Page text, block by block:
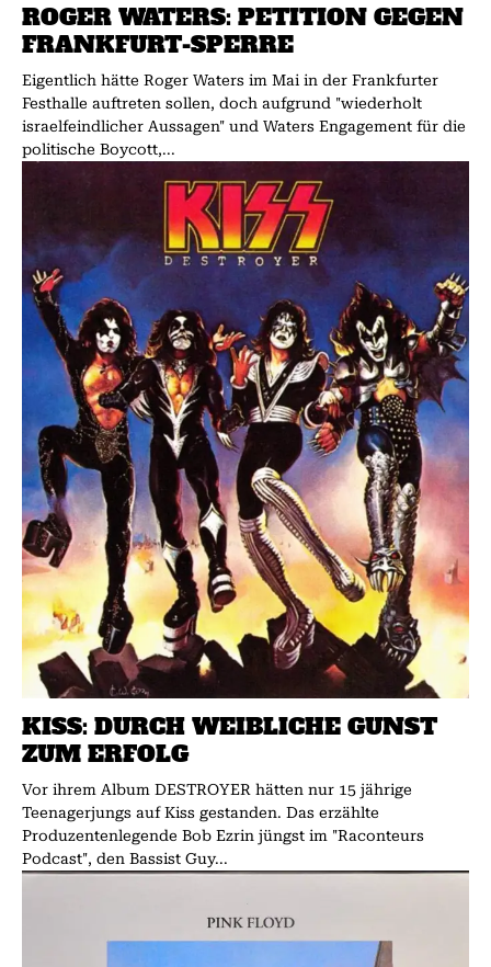
ROGER WATERS: PETITION GEGEN
FRANKFURT-SPERRE
Eigentlich hätte Roger Waters im Mai in der Frankfurter
Festhalle auftreten sollen, doch aufgrund "wiederholt
israelfeindlicher Aussagen" und Waters Engagement für die
politische Boycott,...
KISS: DURCH WEIBLICHE GUNST
ZUM ERFOLG
Vor ihrem Album DESTROYER hätten nur 15 jährige
Teenagerjungs auf Kiss gestanden. Das erzählte
Produzentenlegende Bob Ezrin jüngst im "Raconteurs
Podcast", den Bassist Guy...